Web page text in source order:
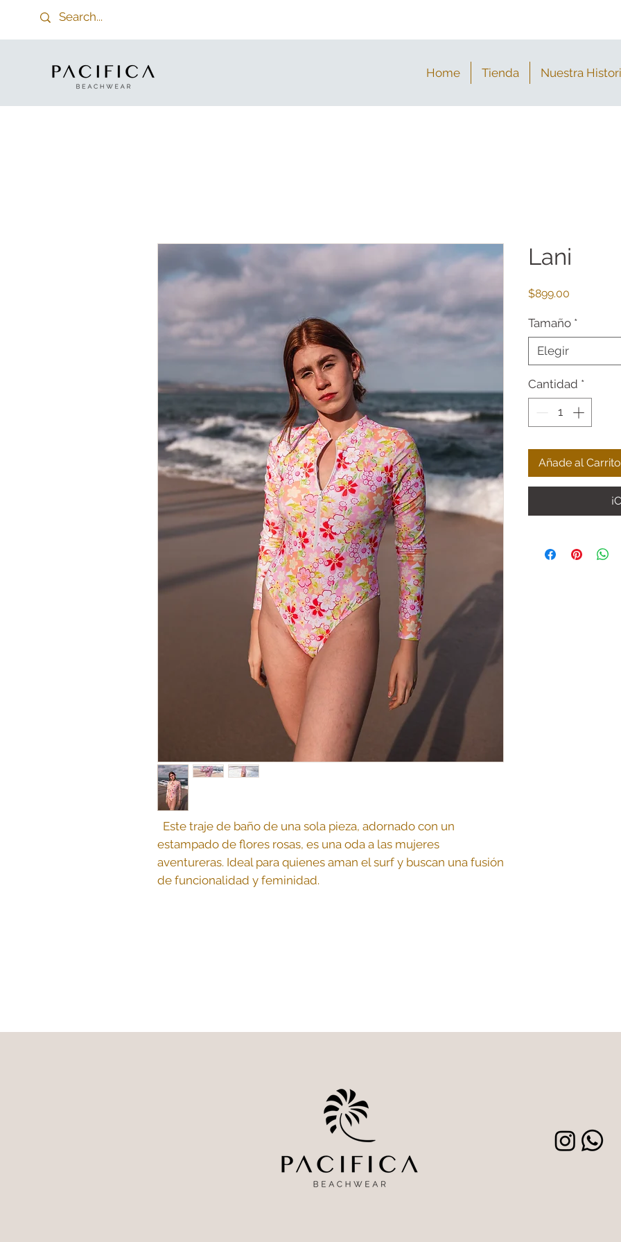
Home Tienda Nuestra
Este traje de baño de una sola pieza, adornado con un
estampado de flores rosas, es una oda a las mujeres
aventureras. Ideal para quienes aman el surf y buscan una fusión
de funcionalidad y feminidad.
Lani
$899.00
Tamaño *
Elegir
Cantidad *
Añade al Carrito